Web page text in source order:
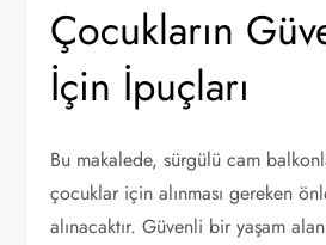
Çocukların
İçin İpuçları
Bu makalede, sürgülü cam
çocuklar için alınması gereken
alınacaktır. Güvenli bir yaşam